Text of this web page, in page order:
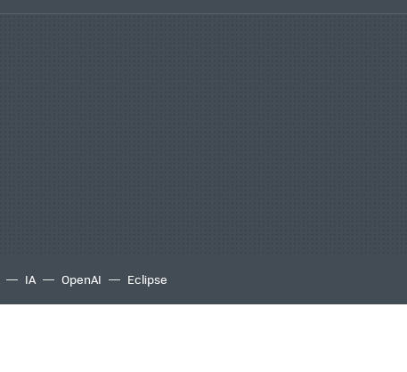
IA OpenAI Eclipse